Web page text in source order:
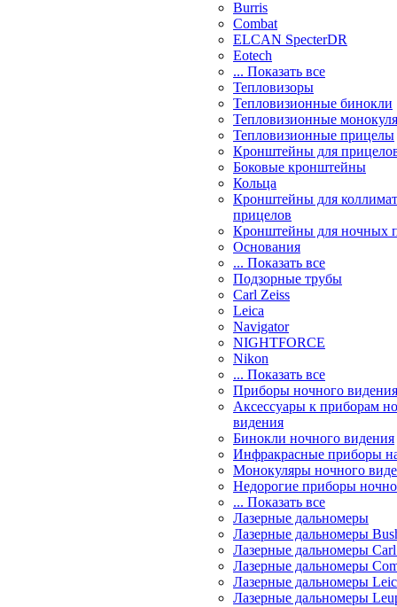
Burris
Combat
ELCAN SpecterDR
Eotech
... Показать все
Тепловизоры
Тепловизионные бинокли
Тепловизионные
Тепловизионные прицелы
Кронштейны для
Боковые кронштейны
Кольца
Кронштейны для
прицелов
Кронштейны для ночных
Основания
... Показать все
Подзорные трубы
Carl Zeiss
Leica
Navigator
NIGHTFORCE
Nikon
... Показать все
Приборы ночного видения
Аксессуары к приборам
видения
Бинокли ночного видения
Инфракрасные приборы
Монокуляры ночного
Недорогие приборы
... Показать все
Лазерные дальномеры
Лазерные дальномеры
Лазерные дальномеры
Лазерные дальномеры
Лазерные дальномеры
Лазерные дальномеры